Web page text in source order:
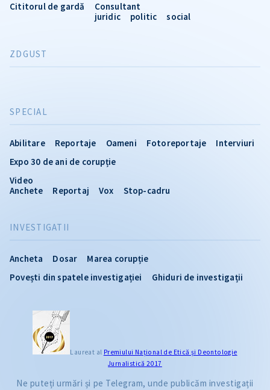
INVESTIGATII
Ancheta Dosar
Marea corupție
Povești din spatele investigației
Ghiduri de investigații
SPECIAL
Abilitare Reportaje Oameni Fotoreportaje
Interviuri
Expo 30 de ani de corupție
Video
Anchete
Reportaj Vox Stop-cadru
Cititorul de gardă
Consultant
juridic
politic social
ZDGUST
Laureat al Premiului Naţional de Etică și Deontologie
Jurnalistică 2017
Ne puteți urmări și pe Telegram, unde publicăm investigații